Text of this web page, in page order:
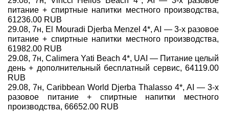
питание + спиртные напитки местного производства,
61236.00 RUB
29.08, 7н, El Mouradi Djerba Menzel 4*, AI — 3-х разовое
питание + спиртные напитки местного производства,
61982.00 RUB
29.08, 7н, Calimera Yati Beach 4*, UAI — Питание целый
день + дополнительный бесплатный сервис, 64119.00
RUB
29.08, 7н, Caribbean World Djerba Thalasso 4*, AI — 3-х
разовое питание + спиртные напитки местного
производства, 66652.00 RUB